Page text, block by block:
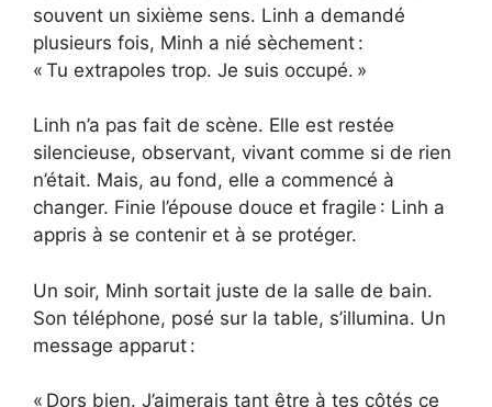
souvent un sixième sens. Linh a demandé
plusieurs fois, Minh a nié sèchement :
« Tu extrapoles trop. Je suis occupé. »
Linh n’a pas fait de scène. Elle est restée
silencieuse, observant, vivant comme si de rien
n’était. Mais, au fond, elle a commencé à
changer. Finie l’épouse douce et fragile : Linh a
appris à se contenir et à se protéger.
Un soir, Minh sortait juste de la salle de bain.
Son téléphone, posé sur la table, s’illumina. Un
message apparut :
« Dors bien. J’aimerais tant être à tes côtés ce